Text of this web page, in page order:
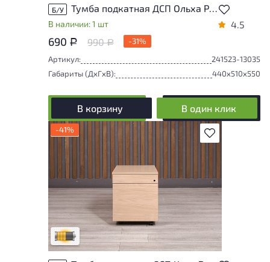
Б/У Тумба подкатная ДСП Ольха Россия
В наличии: 1 шт 4.5
690 Р 990Р
-31%
Артикул:
241523-13035
Габариты (ДxГxВ):
440x510x550
В корзину В один клик
В избранное
-41%
Товар может иметь незначительные
повреждения и/или следы эксплуатации,
не влияющие на удобство его
использования
Удовлетворительный износ